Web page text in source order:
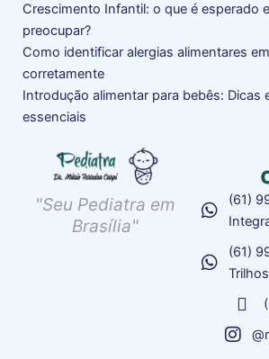
Crescimento Infantil: o que é esperado
preocupar?
Como identificar alergias alimentares
corretamente
Introdução alimentar para bebês: Dicas
essenciais
"Seu Pediatra em
Brasília"
(61)
(61)
Trilhos